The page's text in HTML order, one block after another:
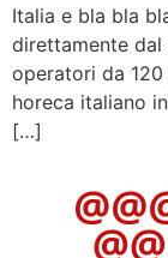
Italia e bla bla
direttamente dal
operatori da
horeca italiano
[…]